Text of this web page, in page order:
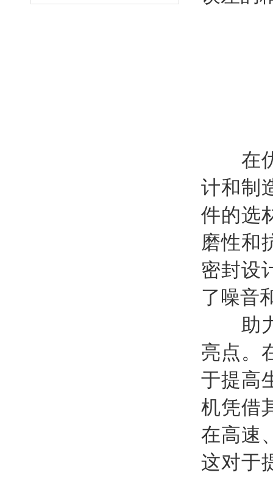
在优
计和制
件的选
磨性和
密封设
了噪音
助力
亮点。
于提高
机凭借
在高速
这对于